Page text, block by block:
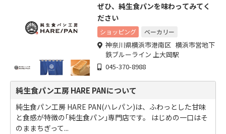
ぜひ、純生食パンを味わってみてく
ださい
ショッピング ベーカリー
神奈川県横浜市港南区 横浜市営地下
鉄ブルーライン 上大岡駅
045-370-8988
純生食パン工房 HARE PANについて
純生食パン工房 HARE PAN(ハレパン)は、ふわっとした甘味
と食感が特徴の｢純生食パン｣専門店です。 はじめの一口はそ
のままちぎって...